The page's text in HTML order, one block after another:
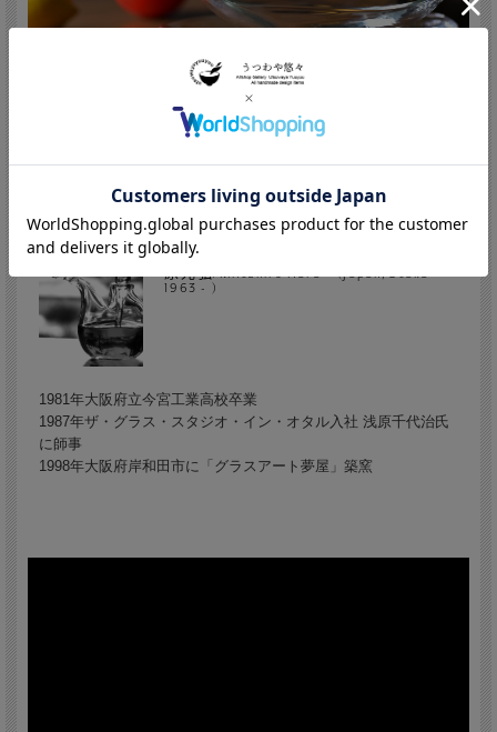
原光弘/Mitsuhiro Hara (Japan,Osaka
1963 - )
1981年大阪府立今宮工業高校卒業
1987年ザ・グラス・スタジオ・イン・オタル入社 浅原千代治氏
に師事
1998年大阪府岸和田市に「グラスアート夢屋」築窯